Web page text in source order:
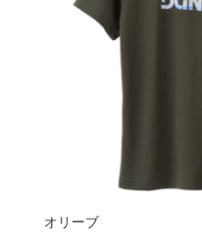
オリーブ